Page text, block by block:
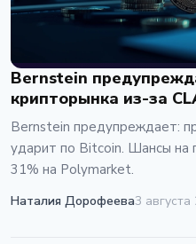
Bernstein
крипторынка из-за
Bernstein предупреждает:
ударит по Bitcoin. Шансы на
31% на Polymarket.
Наталия Дорофеева3 августа